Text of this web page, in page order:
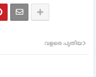
വളരെ പുതിയ